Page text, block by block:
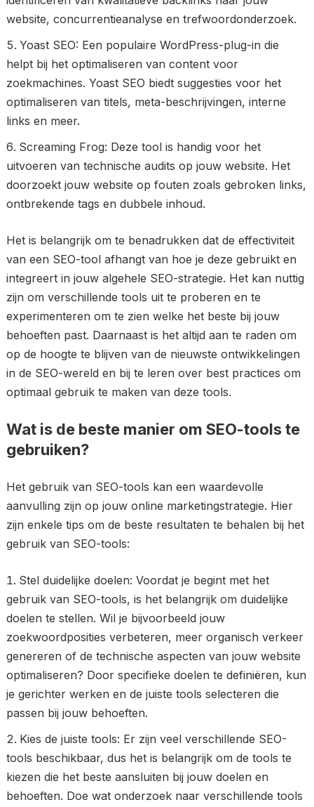
website, concurrentieanalyse en trefwoordonderzoek.
Yoast SEO: Een populaire WordPress-plug-in die
helpt bij het optimaliseren van content voor
zoekmachines. Yoast SEO biedt suggesties voor het
optimaliseren van titels, meta-beschrijvingen, interne
links en meer.
Screaming Frog: Deze tool is handig voor het
uitvoeren van technische audits op jouw website. Het
doorzoekt jouw website op fouten zoals gebroken links,
ontbrekende tags en dubbele inhoud.
Het is belangrijk om te benadrukken dat de effectiviteit
van een SEO-tool afhangt van hoe je deze gebruikt en
integreert in jouw algehele SEO-strategie. Het kan nuttig
zijn om verschillende tools uit te proberen en te
experimenteren om te zien welke het beste bij jouw
behoeften past. Daarnaast is het altijd aan te raden om
op de hoogte te blijven van de nieuwste ontwikkelingen
in de SEO-wereld en bij te leren over best practices om
optimaal gebruik te maken van deze tools.
Wat is de beste manier om SEO-tools te
gebruiken?
Het gebruik van SEO-tools kan een waardevolle
aanvulling zijn op jouw online marketingstrategie. Hier
zijn enkele tips om de beste resultaten te behalen bij het
gebruik van SEO-tools:
Stel duidelijke doelen: Voordat je begint met het
gebruik van SEO-tools, is het belangrijk om duidelijke
doelen te stellen. Wil je bijvoorbeeld jouw
zoekwoordposities verbeteren, meer organisch verkeer
genereren of de technische aspecten van jouw website
optimaliseren? Door specifieke doelen te definiëren, kun
je gerichter werken en de juiste tools selecteren die
passen bij jouw behoeften.
Kies de juiste tools: Er zijn veel verschillende SEO-
tools beschikbaar, dus het is belangrijk om de tools te
kiezen die het beste aansluiten bij jouw doelen en
behoeften. Doe wat onderzoek naar verschillende tools